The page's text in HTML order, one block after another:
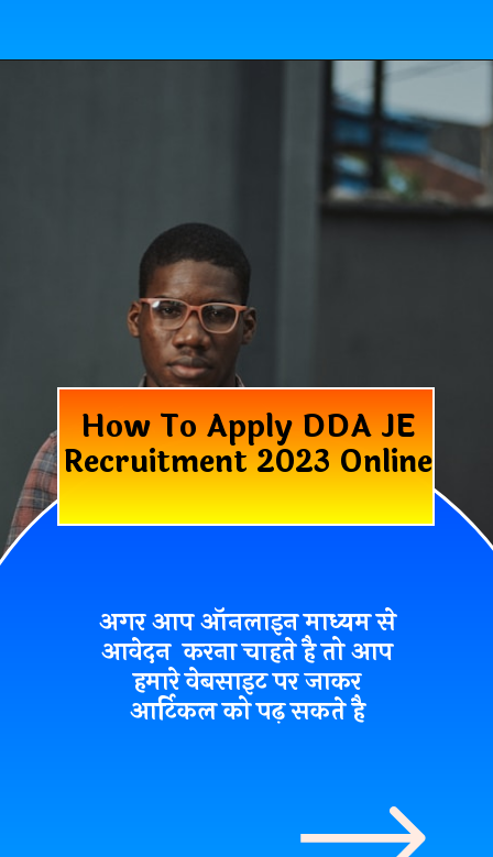
How To Apply DDA JE
Recruitment 2023 Online
अगर आप ऑनलाइन माध्यम से
आवेदन करना चाहते है तो आप
हमारे वेबसाइट पर जाकर
आर्टिकल को पढ़ सकते है